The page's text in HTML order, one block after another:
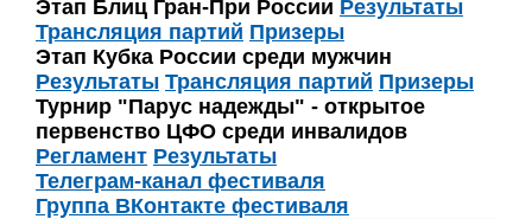
Этап Блиц Гран-При России Результаты
Трансляция партий Призеры
Этап Кубка России среди мужчин
Результаты Трансляция партий Призеры
Турнир "Парус надежды" - открытое
первенство ЦФО среди инвалидов
Регламент Результаты
Телеграм-канал фестиваля
Группа ВКонтакте фестиваля